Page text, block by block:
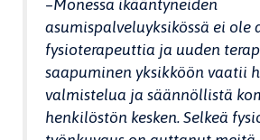
–Monessa ikääntyneiden
asumispalveluyksikössä ei ole
fysioterapeuttia ja uuden
saapuminen yksikköön vaatii
valmistelua ja säännöllistä
henkilöstön kesken. Selkeä